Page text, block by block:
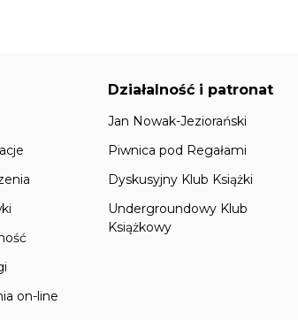
on-line
Działalność i patronat
Jan Nowak-Jeziorański
Piwnica pod Regałami
Dyskusyjny Klub Książki
Undergroundowy Klub
Książkowy